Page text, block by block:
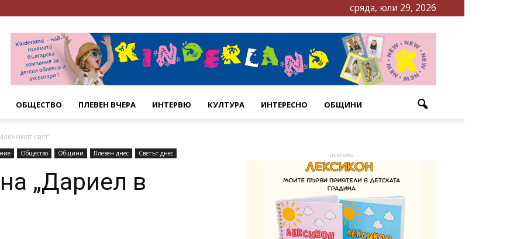
сряда, юли 29, 2026
ОБЩЕСТВО ПЛЕВЕН ВЧЕРА ИНТЕРВЮ КУЛТУРА ИНТЕРЕСНО ОБЩИНИ
свят“
Общество Общини Плевен днес Светът днес
„Дариел в
-реклама-